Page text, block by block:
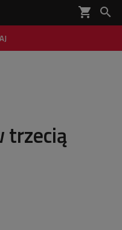
shopping_cart 

trzecią